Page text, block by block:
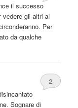
il successo
vedere gli altri al
Per
da qualche
2
Sognare di